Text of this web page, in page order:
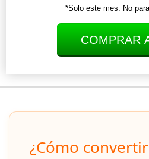
*Solo este mes. No
COMPRAR
¿Cómo convertir